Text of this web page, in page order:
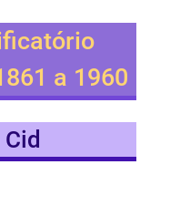
a 1960